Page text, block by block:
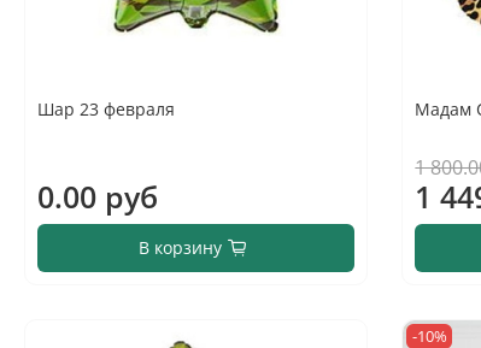
Шар 23 февраля
0.00 руб
В корзину
Мадам
1
1
-10%